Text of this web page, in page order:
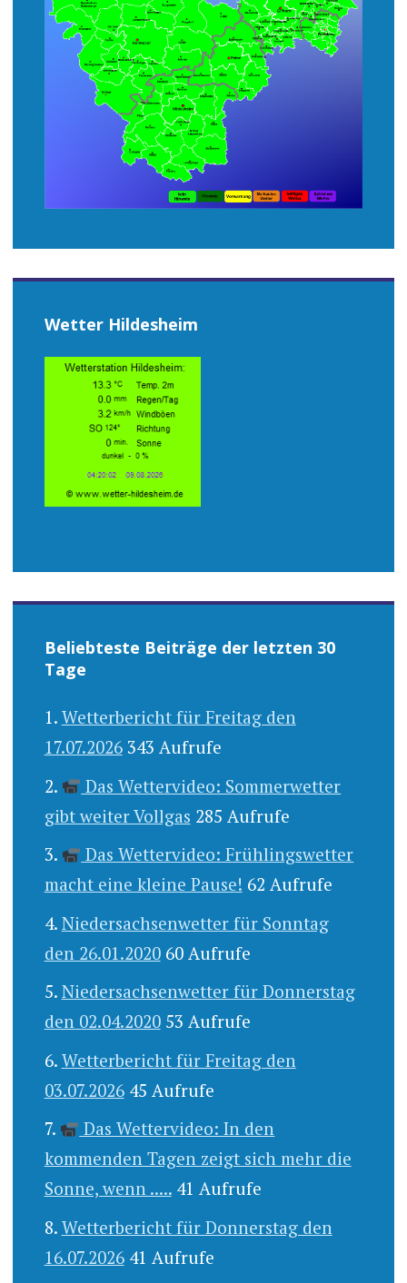
Wetter Hildesheim
Beliebteste Beiträge der letzten 30
Tage
Wetterbericht für Freitag den
17.07.2026 343 Aufrufe
Das Wettervideo: Sommerwetter
gibt weiter Vollgas 285 Aufrufe
Das Wettervideo: Frühlingswetter
macht eine kleine Pause! 62 Aufrufe
Niedersachsenwetter für Sonntag
den 26.01.2020 60 Aufrufe
Niedersachsenwetter für Donnerstag
den 02.04.2020 53 Aufrufe
Wetterbericht für Freitag den
03.07.2026 45 Aufrufe
Das Wettervideo: In den
kommenden Tagen zeigt sich mehr die
Sonne, wenn ..... 41 Aufrufe
Wetterbericht für Donnerstag den
16.07.2026 41 Aufrufe